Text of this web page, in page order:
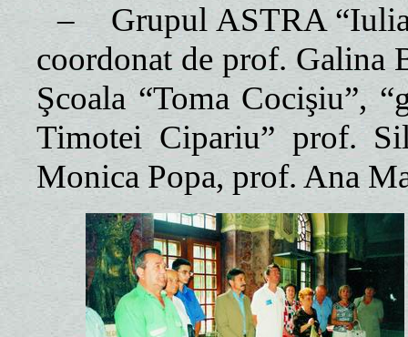
–
Grupul ASTRA
coordonat de prof. Galina
Şcoala “Toma Cocişiu”,
Timotei Cipariu” prof.
Monica Popa, prof. Ana